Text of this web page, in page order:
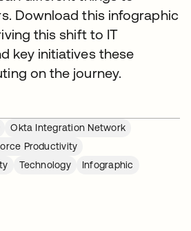
Download this infographic
this shift to IT
key initiatives these
on the journey.
Okta Integration Network
Productivity
Technology
Infographic